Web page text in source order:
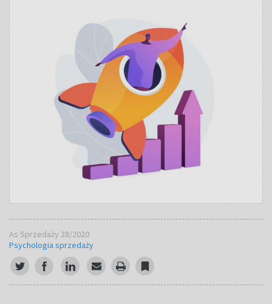
As Sprzedaży 28/2020
Psychologia sprzedaży